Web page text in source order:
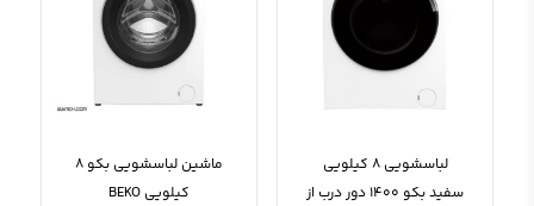
لباسشویی 8 کیلویی
سفید بکو 1400 دور درب از
ماشین لباسشویی بکو 8
کیلویی BEKO